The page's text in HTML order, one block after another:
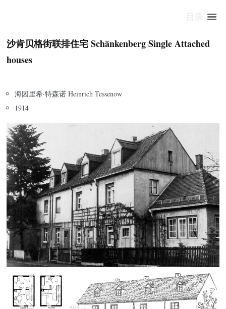
沙肯贝格街联排住宅 Schänkenberg Single Attached
houses
海因里希·特森诺 Heinrich Tessenow
1914